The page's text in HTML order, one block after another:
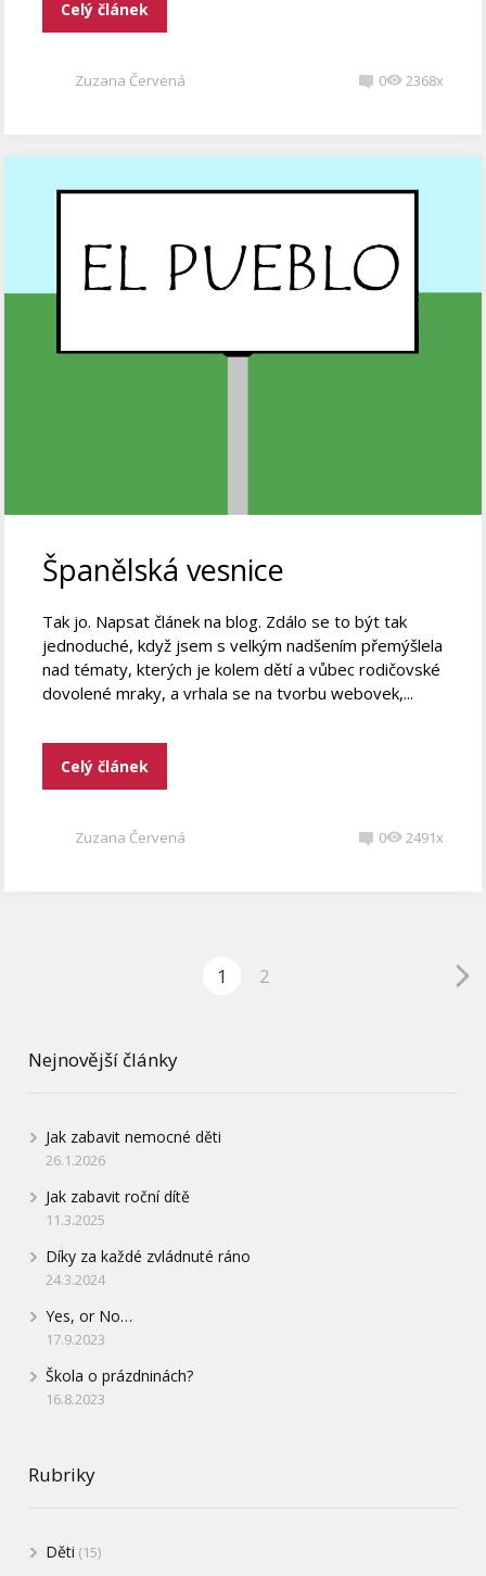
Celý článek
Zuzana Červená 0 2368x
Španělská vesnice
Tak jo. Napsat článek na blog. Zdálo se to být tak
jednoduché, když jsem s velkým nadšením přemýšlela
nad tématy, kterých je kolem dětí a vůbec rodičovské
dovolené mraky, a vrhala se na tvorbu webovek,...
Celý článek
Zuzana Červená 0 2491x
1 2
Nejnovější články
Jak zabavit nemocné děti
26.1.2026
Jak zabavit roční dítě
11.3.2025
Díky za každé zvládnuté ráno
24.3.2024
Yes, or No…
17.9.2023
Škola o prázdninách?
16.8.2023
Rubriky
Děti (15)